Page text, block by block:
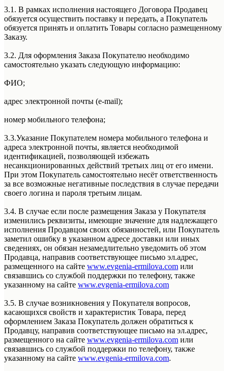
3.1. В рамках исполнения настоящего Договора Продавец
обязуется осуществить поставку и передать, а Покупатель
обязуется принять и оплатить Товары согласно размещенному
Заказу.
3.2. Для оформления Заказа Покупателю необходимо
самостоятельно указать следующую информацию:
ФИО;
адрес электронной почты (e-mail);
номер мобильного телефона;
3.3.Указание Покупателем номера мобильного телефона и
адреса электронной почты, является необходимой
идентификацией, позволяющей избежать
несанкционированных действий третьих лиц от его имени.
При этом Покупатель самостоятельно несёт ответственность
за все возможные негативные последствия в случае передачи
своего логина и пароля третьим лицам.
3.4. В случае если после размещения Заказа у Покупателя
изменились реквизиты, имеющие значение для надлежащего
исполнения Продавцом своих обязанностей, или Покупатель
заметил ошибку в указанном адресе доставки или иных
сведениях, он обязан незамедлительно уведомить об этом
Продавца, направив соответствующее письмо эл.адрес,
размещенного на сайте www.evgenia-ermilova.com или
связавшись со службой поддержки по телефону, также
указанному на сайте www.evgenia-ermilova.com
3.5. В случае возникновения у Покупателя вопросов,
касающихся свойств и характеристик Товара, перед
оформлением Заказа Покупатель должен обратиться к
Продавцу, направив соответствующее письмо на эл.адрес,
размещенного на сайте www.evgenia-ermilova.com или
связавшись со службой поддержки по телефону, также
указанному на сайте www.evgenia-ermilova.com.